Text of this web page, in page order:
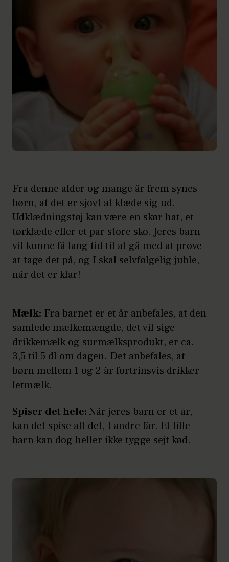
Fra denne alder og mange år frem synes
børn, at det er sjovt at klæde sig ud.
Udklædningstøj kan være en skør hat, et
tørklæde eller et par store sko. Jeres barn
vil kunne få lang tid til at gå med at prøve
at tage det på, og I skal selvfølgelig juble,
når det er klar!
Mælk: Fra barnet er et år anbefales, at den
samlede mælkemængde, det vil sige
drikkemælk og surmælksprodukt, er ca.
3,5 til 5 dl om dagen. Det anbefales, at
børn mellem 1 og 2 år fortrinsvis drikker
letmælk.
Spiser det hele:Når jeres barn er et år,
kan det spise alt det, I andre får. Et lille
barn kan dog heller ikke tygge sejt kød.